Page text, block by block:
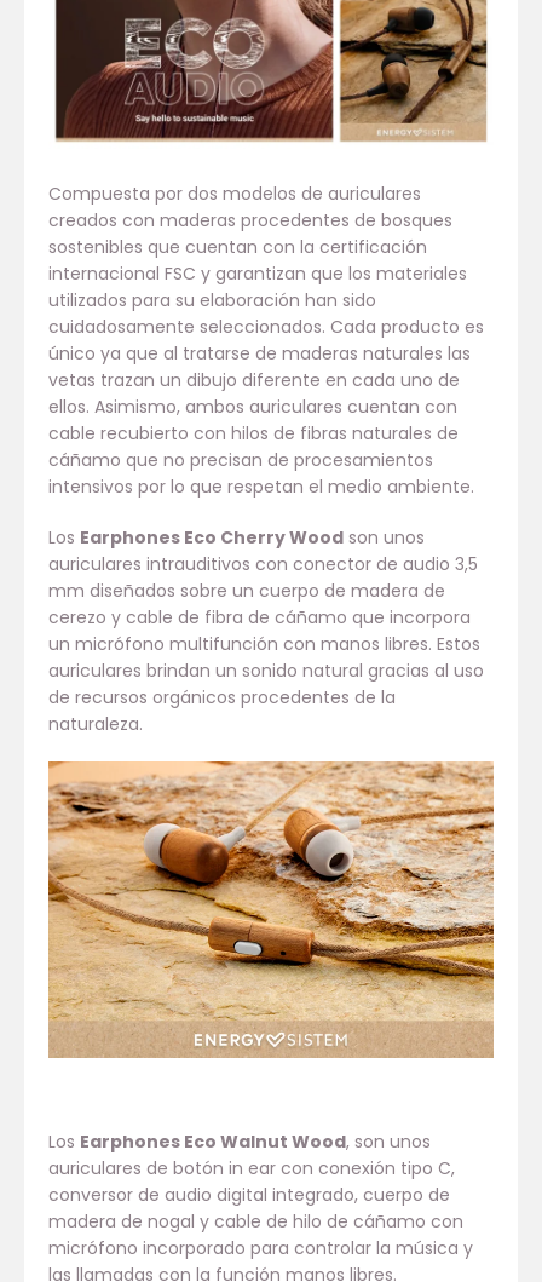
Compuesta por dos modelos de auriculares
creados con maderas procedentes de bosques
sostenibles que cuentan con la certificación
internacional FSC y garantizan que los materiales
utilizados para su elaboración han sido
cuidadosamente seleccionados. Cada producto es
único ya que al tratarse de maderas naturales las
vetas trazan un dibujo diferente en cada uno de
ellos. Asimismo, ambos auriculares cuentan con
cable recubierto con hilos de fibras naturales de
cáñamo que no precisan de procesamientos
intensivos por lo que respetan el medio ambiente.
Los Earphones Eco Cherry Wood son unos
auriculares intrauditivos con conector de audio 3,5
mm diseñados sobre un cuerpo de madera de
cerezo y cable de fibra de cáñamo que incorpora
un micrófono multifunción con manos libres. Estos
auriculares brindan un sonido natural gracias al uso
de recursos orgánicos procedentes de la
naturaleza.
Los Earphones Eco Walnut Wood, son unos
auriculares de botón in ear con conexión tipo C,
conversor de audio digital integrado, cuerpo de
madera de nogal y cable de hilo de cáñamo con
micrófono incorporado para controlar la música y
las llamadas con la función manos libres.